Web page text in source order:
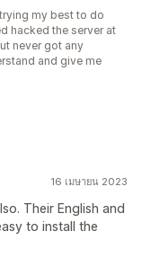
my best to do
hacked the server at
never got any
and give me
16 เมษายน 2023
Their English and
to install the